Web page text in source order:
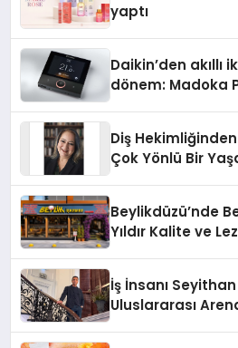
yaptı
Daikin’den
dönem: Madoka
Diş
Çok Yönlü Bir
Beylikdüzü’nde
Yıldır Kalite ve
İş İnsanı
Uluslararası